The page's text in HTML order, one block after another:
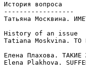
История вопроса
------------------
Татьяна Москвина.
History of an issue
Tatiana Moskvina. TO
Елена Плахова.
Elena Plakhova.